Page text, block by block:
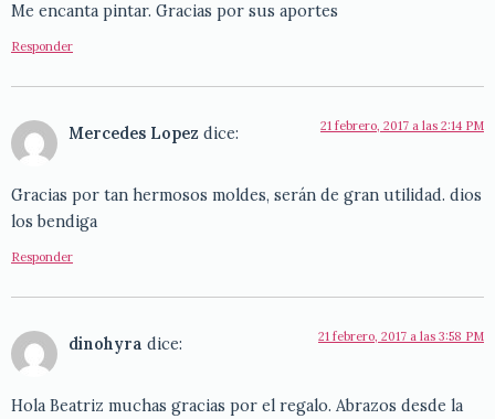
Me encanta pintar. Gracias por sus aportes
Responder
Mercedes Lopez dice: 21 febrero, 2017 a las 2:14 PM
Gracias por tan hermosos moldes, serán de gran utilidad. dios
los bendiga
Responder
dinohyra dice: 21 febrero, 2017 a las 3:58 PM
Hola Beatriz muchas gracias por el regalo. Abrazos desde la